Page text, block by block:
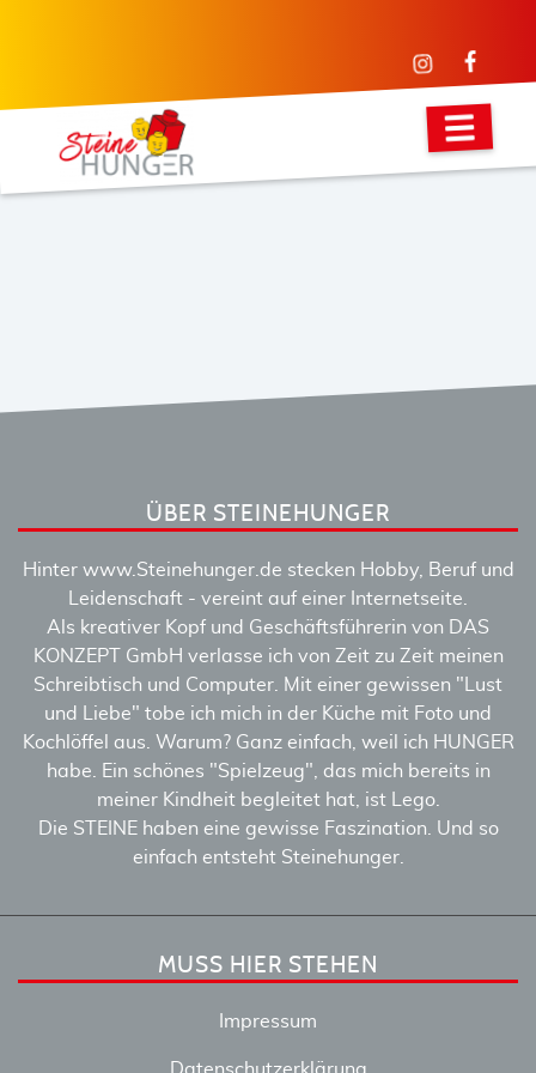
ÜBER STEINEHUNGER
Hinter www.Steinehunger.de stecken Hobby, Beruf und
Leidenschaft - vereint auf einer Internetseite.
Als kreativer Kopf und Geschäftsführerin von DAS
KONZEPT GmbH verlasse ich von Zeit zu Zeit meinen
Schreibtisch und Computer. Mit einer gewissen "Lust
und Liebe" tobe ich mich in der Küche mit Foto und
Kochlöffel aus. Warum? Ganz einfach, weil ich HUNGER
habe. Ein schönes "Spielzeug", das mich bereits in
meiner Kindheit begleitet hat, ist Lego.
Die STEINE haben eine gewisse Faszination. Und so
einfach entsteht Steinehunger.
MUSS HIER STEHEN
Impressum